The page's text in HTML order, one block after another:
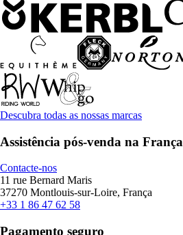
Descubra todas as nossas marcas
Assistência pós-venda na França
Contacte-nos
11 rue Bernard Maris
37270 Montlouis-sur-Loire, França
+33 1 86 47 62 58
Pagamento seguro